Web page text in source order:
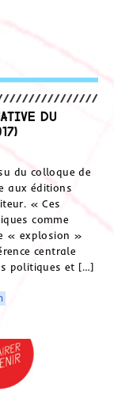
du
du colloque de
aux éditions
« Ces
comme
« explosion »
centrale
politiques et […]